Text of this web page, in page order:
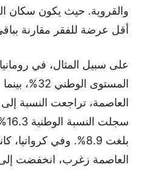
والقروية. حيث يكون سكان
أقل عرضة للفقر مقارنة
على سبيل المثال، في
المستوى
العاصمة زغرب، انخفضت إلى